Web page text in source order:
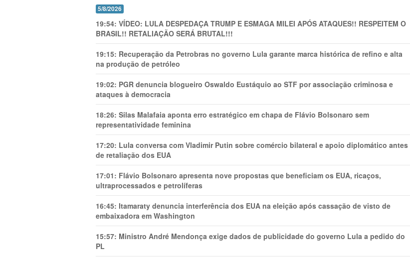
5/8/2026
19:54: VÍDEO: LULA DESPEDAÇA TRUMP E ESMAGA MILEI APÓS ATAQUES!! RESPEITEM O
BRASIL!! RETALIAÇÃO SERÁ BRUTAL!!!
19:15: Recuperação da Petrobras no governo Lula garante marca histórica de refino e alta
na produção de petróleo
19:02: PGR denuncia blogueiro Oswaldo Eustáquio ao STF por associação criminosa e
ataques à democracia
18:26: Silas Malafaia aponta erro estratégico em chapa de Flávio Bolsonaro sem
representatividade feminina
17:20: Lula conversa com Vladimir Putin sobre comércio bilateral e apoio diplomático antes
de retaliação dos EUA
17:01: Flávio Bolsonaro apresenta nove propostas que beneficiam os EUA, ricaços,
ultraprocessados e petrolíferas
16:45: Itamaraty denuncia interferência dos EUA na eleição após cassação de visto de
embaixadora em Washington
15:57: Ministro André Mendonça exige dados de publicidade do governo Lula a pedido do
PL